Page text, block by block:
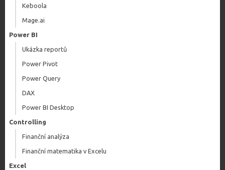
Keboola
Mage.ai
Power BI
Ukázka reportů
Power Pivot
Power Query
DAX
Power BI Desktop
Controlling
Finanční analýza
Finanční matematika v Excelu
Excel